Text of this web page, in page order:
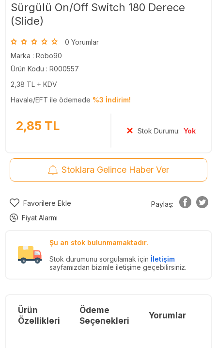
Sürgülü On/Off Switch 180 Derece
(Slide)
0 Yorumlar
Marka : Robo90
Ürün Kodu : R000557
2,38 TL + KDV
Havale/EFT ile ödemede %3 İndirim!
2,85 TL Stok Durumu:Yok
Stoklara Gelince Haber Ver
Favorilere Ekle
Fiyat Alarmı
Paylaş:
Şu an stok bulunmamaktadır.
Stok durumunu sorgulamak için İletişim
sayfamızdan bizimle iletişime geçebilirsiniz.
Ürün
Özellikleri
Ödeme
Seçenekleri
Yorumlar